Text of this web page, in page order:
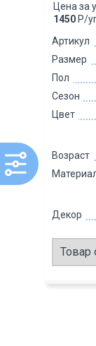
Артикул
Размер
Пол
Сезон
Цвет
Возраст
Декор
Цена за
1450 Р/
Товар